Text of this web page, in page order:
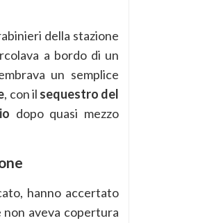
della stazione
a bordo di un
un semplice
, con il sequestro del
dopo quasi mezzo
hanno accertato
aveva copertura